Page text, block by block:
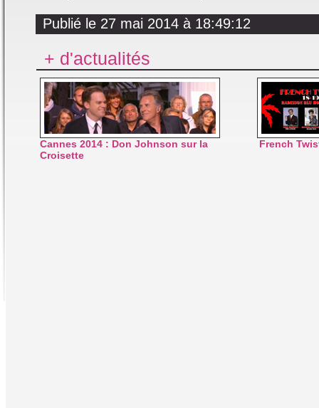
Publié le 27 mai 2014 à 18:49:12
+ d'actualités
Cannes 2014 : Don Johnson sur la
Croisette
French